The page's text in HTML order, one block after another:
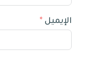
الإيميل